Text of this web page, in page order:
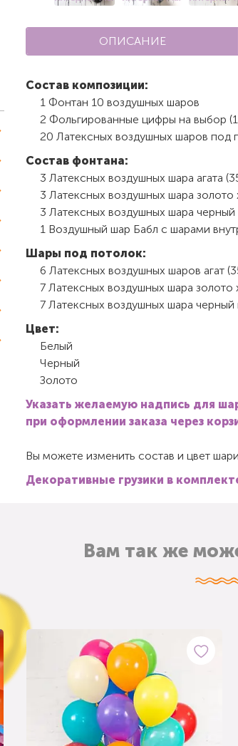
ОПИСАНИЕ
Состав композиции:
1 Фонтан 10 воздушных шаров
2 Фольгированные цифры на выбор
20 Латексных воздушных шаров под
Состав фонтана:
3 Латексных воздушных шара агата
3 Латексных воздушных шара
3 Латексных воздушных шара черный
1 Воздушный шар Бабл с шарами
Шары под потолок:
6 Латексных воздушных шаров агат
7 Латексных воздушных шара золото
7 Латексных воздушных шара черный
Цвет:
Белый
Черный
Золото
Указать желаемую надпись для
при оформлении заказа через
Вы можете изменить состав и цвет
Декоративные грузики в
Вам так же